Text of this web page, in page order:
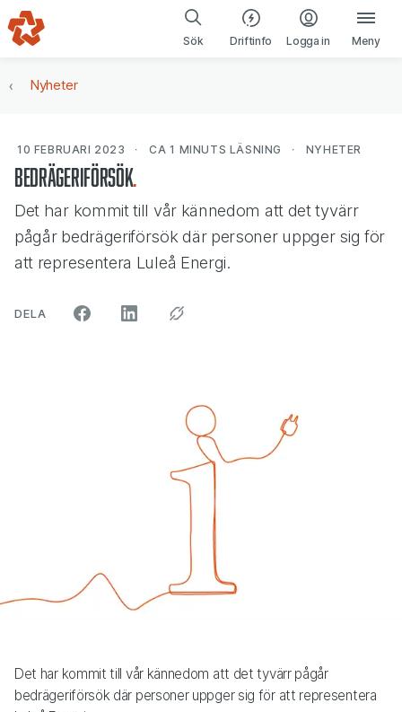
Gå till navigering
Gå till innehåll
Sök Driftinfo Logga in(öppnas i ny
Meny
Nyheter
10 FEBRUARI 2023 CA 1 MINUTS LÄSNING NYHETER
Bedrägeriförsök
Det har kommit till vår kännedom att det tyvärr
pågår bedrägeriförsök där personer uppger sig för
att representera Luleå Energi.
DELA ARTIKELN PÅ SOCIALA MEDIER"
Det har kommit till vår kännedom att det tyvärr pågår
bedrägeriförsök där personer uppger sig för att representera